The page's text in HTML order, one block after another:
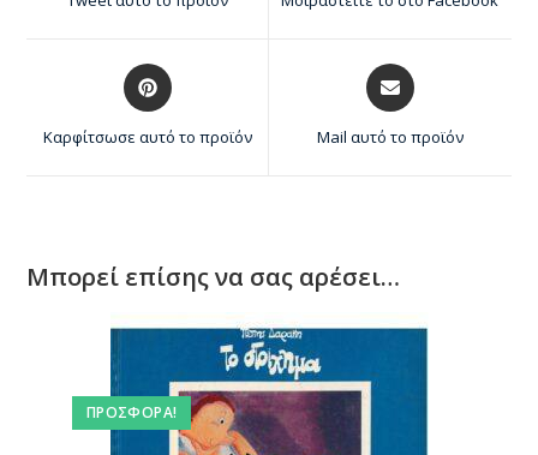
Καρφίτσωσε αυτό το προϊόν Mail αυτό το προϊόν
Μπορεί επίσης να σας αρέσει…
ΠΡΟΣΦΟΡΆ!